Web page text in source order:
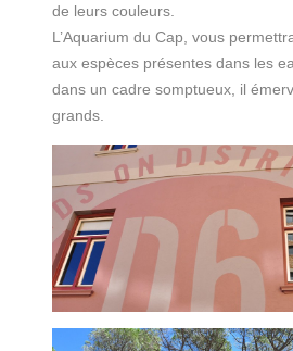
de leurs couleurs.
L’Aquarium du Cap, vous
aux espèces présentes dans les
dans un cadre somptueux, il
grands.